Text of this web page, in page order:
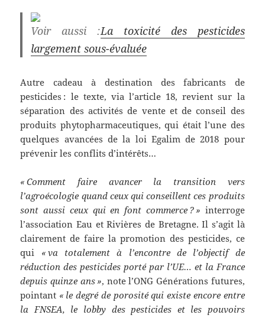
Voir aussi :La toxicité des pesticides
largement sous-évaluée
Autre cadeau à destination des fabricants de
pesticides : le texte, via l’article 18, revient sur la
séparation des activités de vente et de conseil des
produits phytopharmaceutiques, qui était l’une des
quelques avancées de la loi Egalim de 2018 pour
prévenir les conflits d’intérêts…
« Comment faire avancer la transition vers
l’agroécologie quand ceux qui conseillent ces produits
sont aussi ceux qui en font commerce ? » interroge
l’association Eau et Rivières de Bretagne. Il s’agit là
clairement de faire la promotion des pesticides, ce
qui « va totalement à l’encontre de l’objectif de
réduction des pesticides porté par l’UE… et la France
depuis quinze ans », note l’ONG Générations futures,
pointant « le degré de porosité qui existe encore entre
la FNSEA, le lobby des pesticides et les pouvoirs